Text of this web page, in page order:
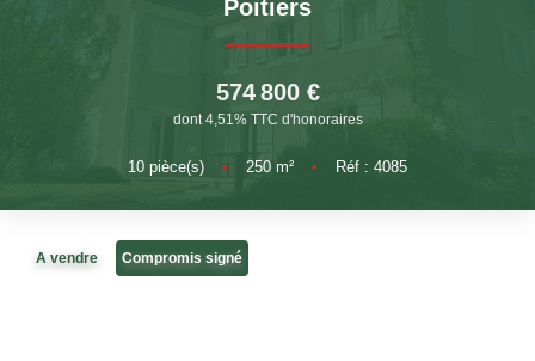
CONTACT
Poitiers
574 800 €
dont 4,51% TTC d'honoraires
10 pièce(s) • 250 m² • Réf : 4085
A vendre Compromis signé